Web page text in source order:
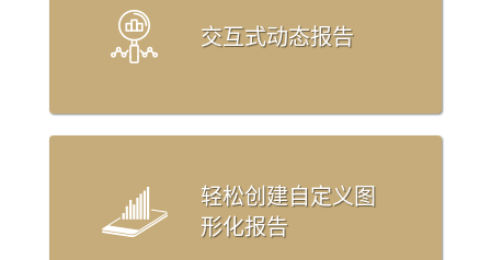
交互式动态报告
轻松创建自定义图
形化报告